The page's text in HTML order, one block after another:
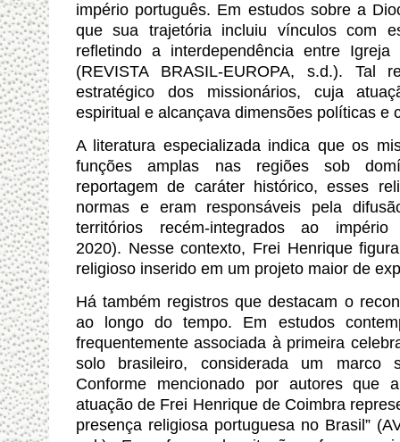
império português. Em estudos sobre a
que sua trajetória incluiu vínculos com
refletindo a interdependência entre
(REVISTA BRASIL-EUROPA, s.d.). Tal
estratégico dos missionários, cuja
espiritual e alcançava dimensões políticas e
A literatura especializada indica que os
funções amplas nas regiões sob
reportagem de caráter histórico, esses
normas e eram responsáveis pela
territórios recém-integrados ao império
2020). Nesse contexto, Frei Henrique
religioso inserido em um projeto maior de
Há também registros que destacam o
ao longo do tempo. Em estudos
frequentemente associada à primeira
solo brasileiro, considerada um marco
Conforme mencionado por autores que
atuação de Frei Henrique de Coimbra
presença religiosa portuguesa no Brasil”